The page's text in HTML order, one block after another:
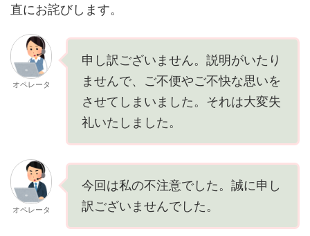
直にお詫びします。
オペレータ
申し訳ございません。説明がいたり
ませんで、ご不便やご不快な思いを
させてしまいました。それは大変失
礼いたしました。
オペレータ
今回は私の不注意でした。誠に申し
訳ございませんでした。